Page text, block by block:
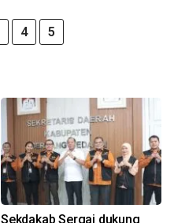
4 5
Sekdakab Sergai dukung